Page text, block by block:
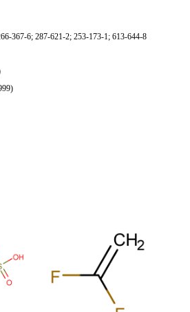
367-6; 287-621-2; 253-173-1; 613-644-8